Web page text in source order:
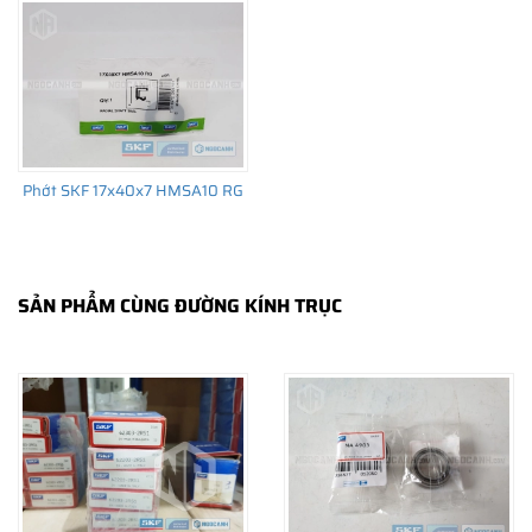
trường thay thế sau đó.
Phớt SKF 17x40x7 HMSA10 RG
SẢN PHẨM CÙNG ĐƯỜNG KÍNH TRỤC